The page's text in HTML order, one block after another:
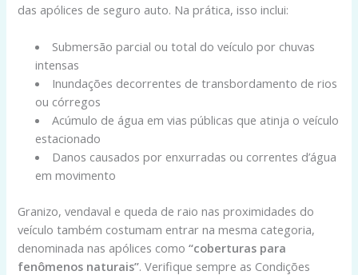
das apólices de seguro auto. Na prática, isso inclui:
Submersão parcial ou total do veículo por chuvas
intensas
Inundações decorrentes de transbordamento de rios
ou córregos
Acúmulo de água em vias públicas que atinja o veículo
estacionado
Danos causados por enxurradas ou correntes d’água
em movimento
Granizo, vendaval e queda de raio nas proximidades do
veículo também costumam entrar na mesma categoria,
denominada nas apólices como“coberturas para
fenômenos naturais”. Verifique sempre as Condições